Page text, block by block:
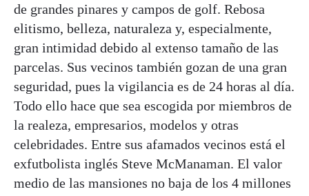
de grandes pinares y campos de golf. Rebosa
elitismo, belleza, naturaleza y, especialmente,
gran intimidad debido al extenso tamaño de las
parcelas. Sus vecinos también gozan de una gran
seguridad, pues la vigilancia es de 24 horas al día.
Todo ello hace que sea escogida por miembros de
la realeza, empresarios, modelos y otras
celebridades. Entre sus afamados vecinos está el
exfutbolista inglés Steve McManaman. El valor
medio de las mansiones no baja de los 4 millones